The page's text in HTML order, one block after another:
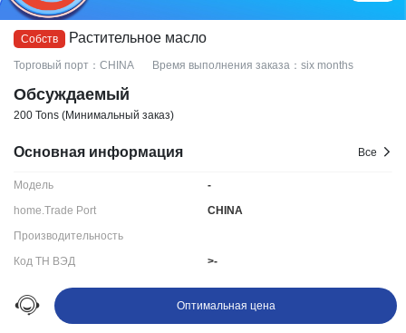
Растительное масло
Торговый порт：CHINA Время выполнения заказа：six months
Обсуждаемый
200 Tons (Минимальный заказ)
Основная информация Все
Модель
-
home.Trade Port
CHINA
Производительность
Код ТН ВЭД
>-
Срок поставки:
six months
Оптимальная цена